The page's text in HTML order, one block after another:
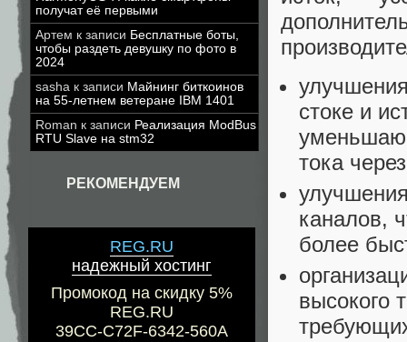
получат её первыми
Артем к записи Бесплатные боты,
чтобы раздеть девушку по фото в
2024
sasha к записи Майнинг биткоинов
на 55-летнем ветеране IBM 1401
Roman к записи Реализация ModBus
RTU Slave на stm32
РЕКОМЕНДУЕМ
REG.RU
надежный хостинг
Промокод на скидку 5%
REG.RU
39CC-C72F-6342-560A
стоке и
тока
каналов,
более
высокого